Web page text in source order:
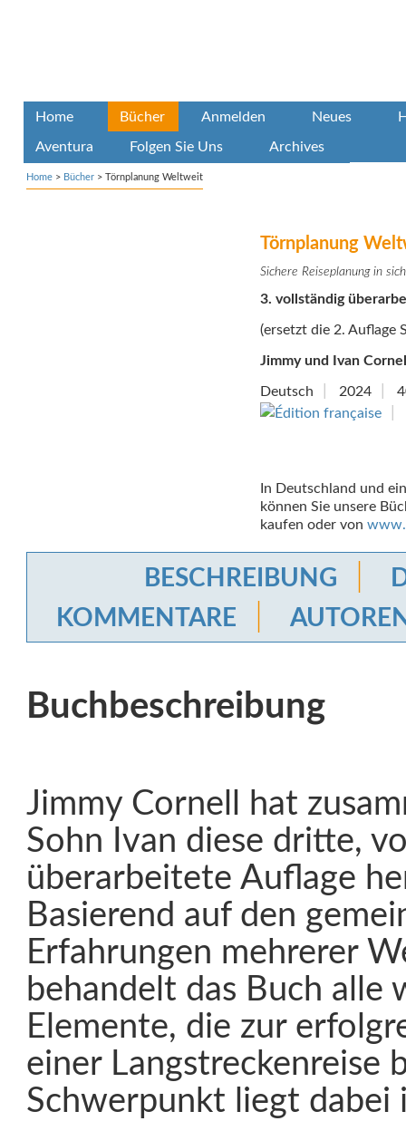
Home Bücher Anmelden Neues
Aventura Folgen Sie Uns Archives
Home > Bücher > Törnplanung Weltweit
Törnplanung
Sichere Reiseplanung in
3. vollständig
(ersetzt die 2. Auflage
Jimmy und Ivan
Deutsch 2024
In Deutschland und
können Sie unsere
kaufen oder von
BESCHREIBUNG
KOMMENTARE
Buchbeschreibung
Jimmy Cornell hat
Sohn Ivan diese dritte,
überarbeitete Auflage
Basierend auf den
Erfahrungen mehrerer
behandelt das Buch alle
Elemente, die zur
einer Langstreckenreise
Schwerpunkt liegt dabei